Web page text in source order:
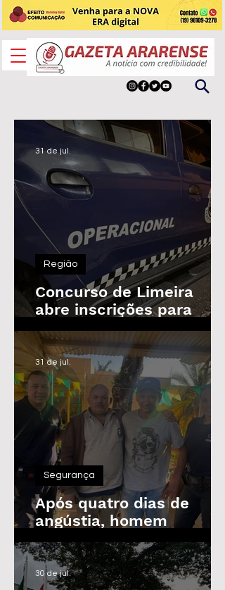
Concurso de Limeira
abre inscrições para
Guarda Civil, Trânsito e
Defesa Civil com 30
vagas imediatas
Região
31 de jul.
Após quatro dias de
angústia, homem
desaparecido é
encontrado em Araras
Segurança
31 de jul.
30 de jul.